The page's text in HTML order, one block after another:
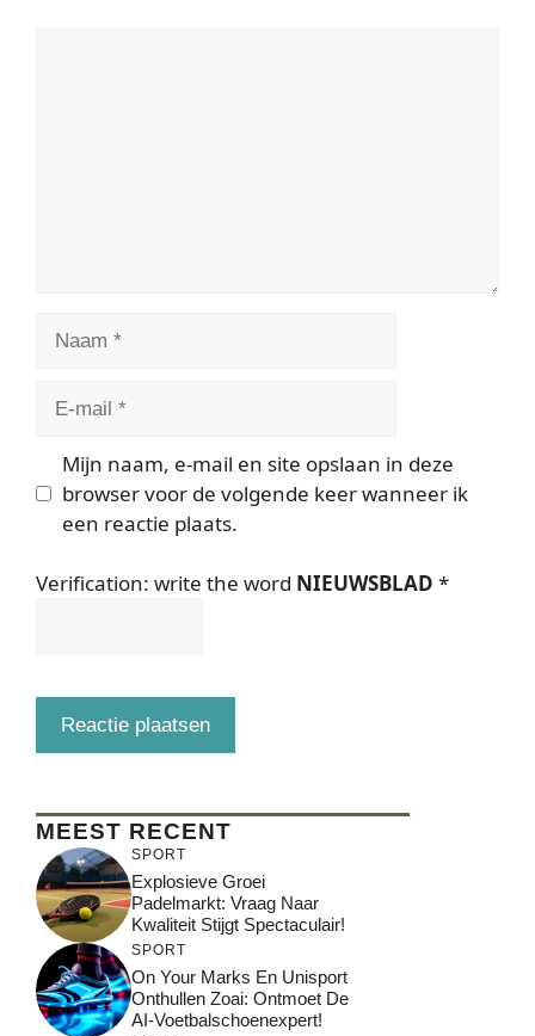
Mijn naam, e-mail en site opslaan in deze
browser voor de volgende keer wanneer ik
een reactie plaats.
Verification: write the word NIEUWSBLAD *
MEEST RECENT
SPORT
Explosieve Groei
Padelmarkt: Vraag Naar
Kwaliteit Stijgt Spectaculair!
SPORT
On Your Marks En Unisport
Onthullen Zoai: Ontmoet De
AI-Voetbalschoenexpert!